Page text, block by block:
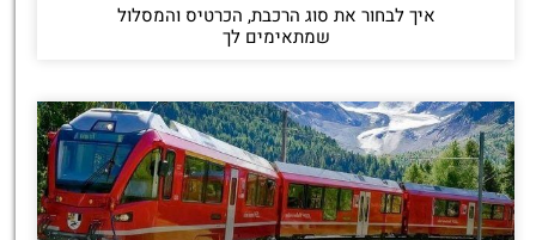
איך לבחור את סוג הרכבת, הכרטיס והמסלול
שמתאימים לך